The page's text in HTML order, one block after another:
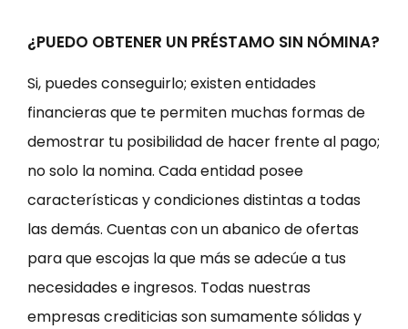
¿PUEDO OBTENER UN PRÉSTAMO SIN NÓMINA?
Si, puedes conseguirlo; existen entidades
financieras que te permiten muchas formas de
demostrar tu posibilidad de hacer frente al pago;
no solo la nomina. Cada entidad posee
características y condiciones distintas a todas
las demás. Cuentas con un abanico de ofertas
para que escojas la que más se adecúe a tus
necesidades e ingresos. Todas nuestras
empresas crediticias son sumamente sólidas y